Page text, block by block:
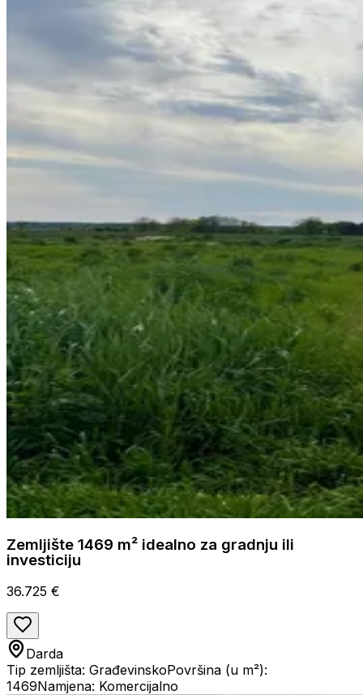
Zemljište 1469 m² idealno za gradnju ili
investiciju
36.725 €
Darda
Tip zemljišta: GrađevinskoPovršina (u m²):
1469Namjena: Komercijalno